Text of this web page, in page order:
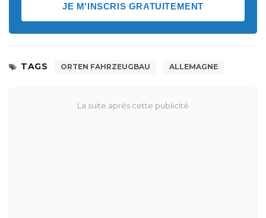
JE M'INSCRIS GRATUITEMENT
TAGS ORTEN FAHRZEUGBAU ALLEMAGNE